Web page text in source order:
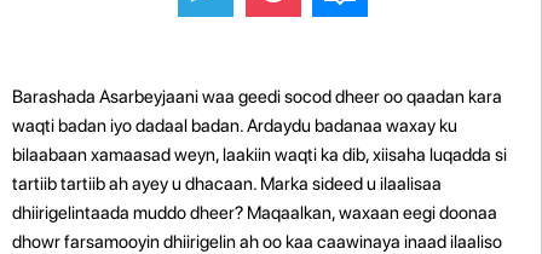
Barashada Asarbeyjaani waa geedi socod dheer oo qaadan kara
waqti badan iyo dadaal badan. Ardaydu badanaa waxay ku
bilaabaan xamaasad weyn, laakiin waqti ka dib, xiisaha luqadda si
tartiib tartiib ah ayey u dhacaan. Marka sideed u ilaalisaa
dhiirigelintaada muddo dheer? Maqaalkan, waxaan eegi doonaa
dhowr farsamooyin dhiirigelin ah oo kaa caawinaya inaad ilaaliso